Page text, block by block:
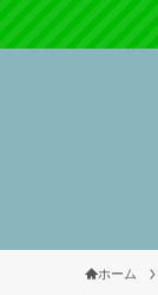
ホーム